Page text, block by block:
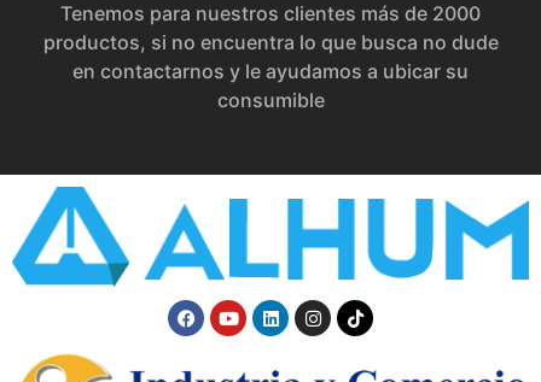
Tenemos para nuestros clientes más de 2000
productos, si no encuentra lo que busca no dude
en contactarnos y le ayudamos a ubicar su
consumible